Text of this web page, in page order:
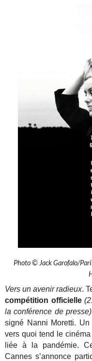
Photo © Jack Garofalo/
Vers un avenir radieux.
compétition officielle
la conférence de presse)
signé Nanni Moretti.
vers quoi tend le
liée à la pandémie.
Cannes s’annonce